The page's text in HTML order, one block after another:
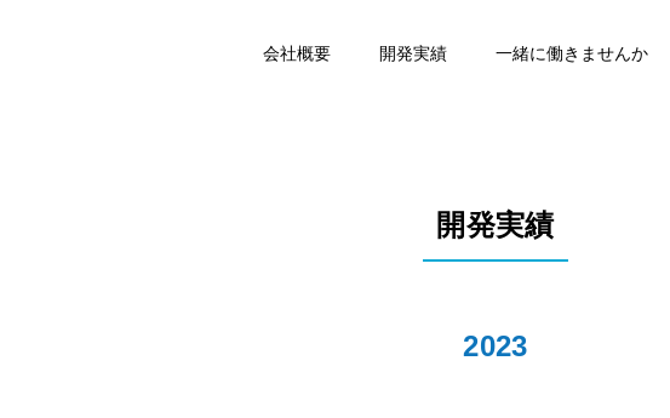
会社概要 開発実績 一緒に働きませんか
開発実績
2023